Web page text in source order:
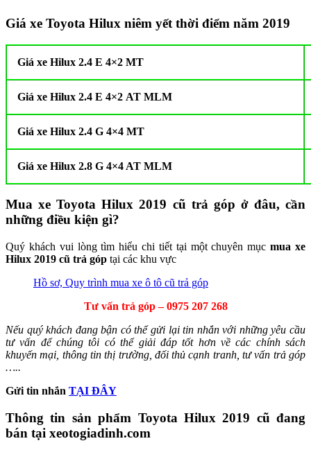
Giá xe Toyota Hilux niêm yết thời điểm năm 2019
Giá xe Hilux 2.4 E 4×2 MT
Giá xe Hilux 2.4 E 4×2 AT MLM
Giá xe Hilux 2.4 G 4×4 MT
Giá xe Hilux 2.8 G 4×4 AT MLM
Mua xe Toyota Hilux 2019 cũ trả góp ở đâu, cần
những điều kiện gì?
Quý khách vui lòng tìm hiểu chi tiết tại một chuyên mụcmua xe
Hilux 2019 cũ trả góp tại các khu vực
Hồ sơ, Quy trình mua xe ô tô cũ trả góp
Tư vấn trả góp – 0975 207 268
Nếu quý khách đang bận có thể gửi lại tin nhắn với những yêu cầu
tư vấn để chúng tôi có thể giải đáp tốt hơn về các chính sách
khuyến mại, thông tin thị trường, đối thủ cạnh tranh, tư vấn trả góp
…..
Gửi tin nhắn TẠI ĐÂY
Thông tin sản phẩm Toyota Hilux 2019 cũ đang
bán tại xeotogiadinh.com